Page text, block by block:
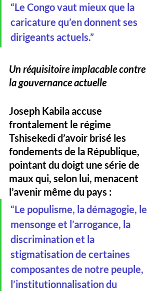
“Le Congo vaut mieux que la
caricature qu’en donnent ses
dirigeants actuels.”
Un réquisitoire implacable contre
la gouvernance actuelle
Joseph Kabila accuse
frontalement le régime
Tshisekedi d’avoir brisé les
fondements de la République,
pointant du doigt une série de
maux qui, selon lui, menacent
l’avenir même du pays :
“Le populisme, la démagogie, le
mensonge et l’arrogance, la
discrimination et la
stigmatisation de certaines
composantes de notre peuple,
l’institutionnalisation du